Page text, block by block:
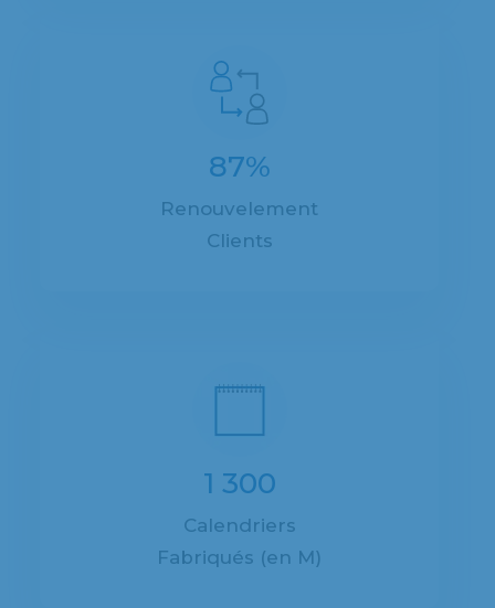
87%
Renouvelement
Clients
1 300
Calendriers
Fabriqués (en M)